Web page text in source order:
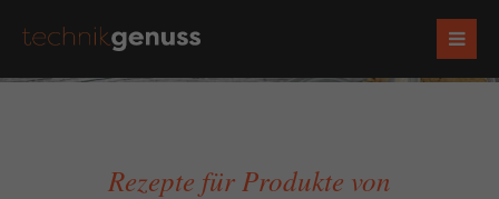
Rezepte für Produkte von